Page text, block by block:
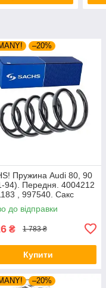
–20%
Пружина Audi 80, 90
94). Передня. 4004212
, 997540. Сакс
до відправки
₴ 1 783 ₴
Купити
–20%